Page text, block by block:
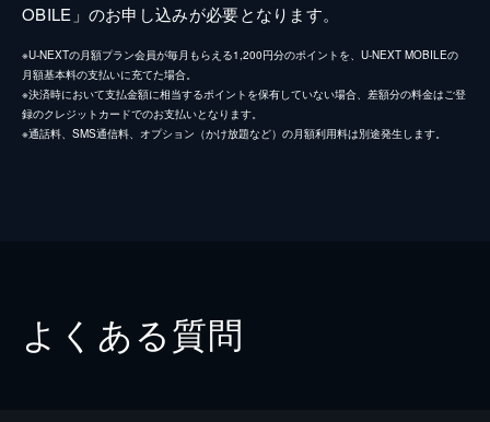
OBILE」のお申し込みが必要となります。
※U-NEXTの月額プラン会員が毎月もらえる1,200円分のポイントを、U-NEXT MOBILEの
月額基本料の支払いに充てた場合。
※決済時において支払金額に相当するポイントを保有していない場合、差額分の料金はご登
録のクレジットカードでのお支払いとなります。
※通話料、SMS通信料、オプション（かけ放題など）の月額利用料は別途発生します。
よくある質問